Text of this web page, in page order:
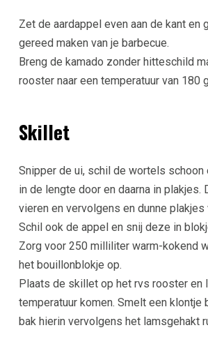
Zet de aardappel even aan de kant en
gereed maken van je barbecue.
Breng de kamado zonder hitteschild
rooster naar een temperatuur van 180
Skillet
Snipper de ui, schil de wortels schoon
in de lengte door en daarna in plakjes.
vieren en vervolgens en dunne plakjes
Schil ook de appel en snij deze in
Zorg voor 250 milliliter warm-kokend
het bouillonblokje op.
Plaats de skillet op het rvs rooster en
temperatuur komen. Smelt een klontje
bak hierin vervolgens het lamsgehakt